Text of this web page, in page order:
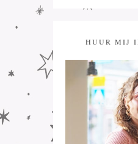
HUUR MIJ